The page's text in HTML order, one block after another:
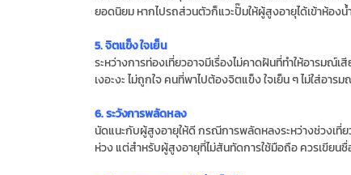
ยอดนิยม หากไปรถส่วนตัวก็แวะปั๊มให้ผู้สูงอายุได้เข้าห้อง
5. จิตแข็ง ใจเย็น
ระหว่างการท่องเที่ยวอาจมีเรื่องไม่คาดฝันที่ทำให้อารมณ์
เงอะงะ ไม่ถูกใจ คนที่พาไปต้องจิตแข็ง ใจเย็น ๆ ไม่ใส่อ
6. ระวังการพลัดหลง
นัดแนะกับผู้สูงอายุให้ดี กรณีการพลัดหลงระหว่างช่วงเที่ย
ห่วง แต่สำหรับผู้สูงอายุที่ไม่สันทัดการใช้มือถือ ควรเขียนชื่